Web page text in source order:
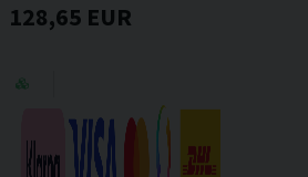
128,65 EUR